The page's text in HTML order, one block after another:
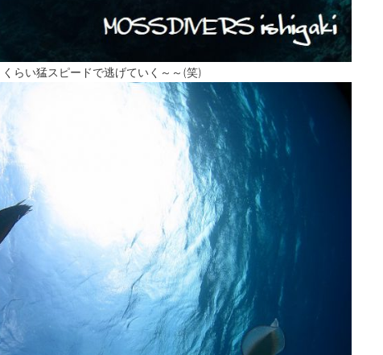
らい猛スピードで逃げていく～～(笑)